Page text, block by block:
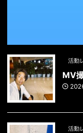
活動
MV
活動